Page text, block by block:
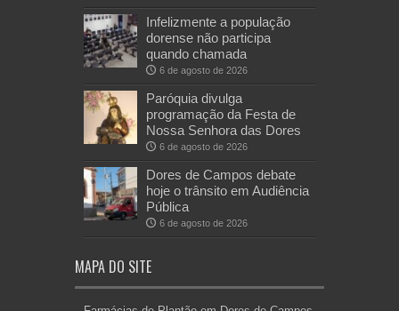
Infelizmente a população
dorense não participa
quando chamada
6 de agosto de 2026
Paróquia divulga
programação da Festa de
Nossa Senhora das Dores
6 de agosto de 2026
Dores de Campos debate
hoje o trânsito em Audiência
Pública
6 de agosto de 2026
MAPA DO SITE